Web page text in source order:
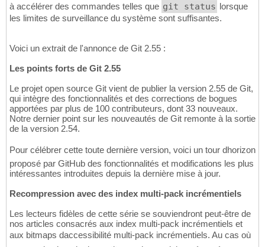
à accélérer des commandes telles que git status lorsque
les limites de surveillance du système sont suffisantes.
Voici un extrait de l'annonce de Git 2.55 :
Les points forts de Git 2.55
Le projet open source Git vient de publier la version 2.55 de Git,
qui intègre des fonctionnalités et des corrections de bogues
apportées par plus de 100 contributeurs, dont 33 nouveaux.
Notre dernier point sur les nouveautés de Git remonte à la sortie
de la version 2.54.
Pour célébrer cette toute dernière version, voici un tour dhorizon
proposé par GitHub des fonctionnalités et modifications les plus
intéressantes introduites depuis la dernière mise à jour.
Recompression avec des index multi-pack incrémentiels
Les lecteurs fidèles de cette série se souviendront peut-être de
nos articles consacrés aux index multi-pack incrémentiels et
aux bitmaps daccessibilité multi-pack incrémentiels. Au cas où